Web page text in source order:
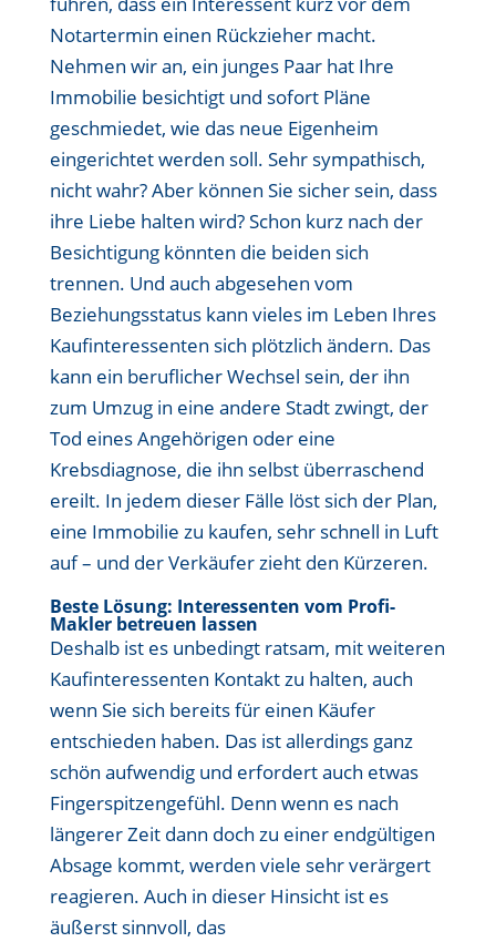
Notartermin einen Rückzieher macht.
Nehmen wir an, ein junges Paar hat Ihre
Immobilie besichtigt und sofort Pläne
geschmiedet, wie das neue Eigenheim
eingerichtet werden soll. Sehr sympathisch,
nicht wahr? Aber können Sie sicher sein, dass
ihre Liebe halten wird? Schon kurz nach der
Besichtigung könnten die beiden sich
trennen. Und auch abgesehen vom
Beziehungsstatus kann vieles im Leben Ihres
Kaufinteressenten sich plötzlich ändern. Das
kann ein beruflicher Wechsel sein, der ihn
zum Umzug in eine andere Stadt zwingt, der
Tod eines Angehörigen oder eine
Krebsdiagnose, die ihn selbst überraschend
ereilt. In jedem dieser Fälle löst sich der Plan,
eine Immobilie zu kaufen, sehr schnell in Luft
auf – und der Verkäufer zieht den Kürzeren.
Beste Lösung: Interessenten vom Profi-
Makler betreuen lassen
Deshalb ist es unbedingt ratsam, mit weiteren
Kaufinteressenten Kontakt zu halten, auch
wenn Sie sich bereits für einen Käufer
entschieden haben. Das ist allerdings ganz
schön aufwendig und erfordert auch etwas
Fingerspitzengefühl. Denn wenn es nach
längerer Zeit dann doch zu einer endgültigen
Absage kommt, werden viele sehr verärgert
reagieren. Auch in dieser Hinsicht ist es
äußerst sinnvoll, das